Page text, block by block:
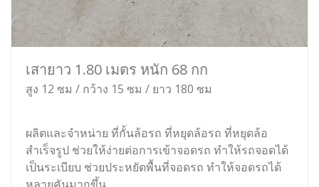
เสายาว 1.80 เมตร หนัก 68 กก
สูง 12 ซม / กว้าง 15 ซม / ยาว 180 ซม
ผลิตและจำหน่าย ที่กั้นล้อรถ ที่หยุดล้อรถ ที่หยุดล้อ
สำเร็จรูป ช่วยให้ง่ายต่อการเข้าจอดรถ ทำให้รถจอดได้
เป็นระเบียบ ช่วยประหยัดพื้นที่จอดรถ ทำให้จอดรถได้